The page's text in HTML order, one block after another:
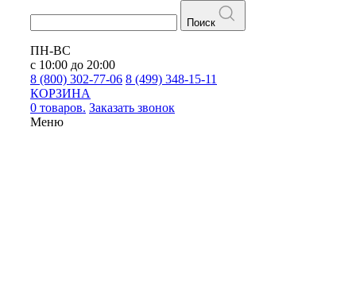
Поиск
ПН-ВС
с 10:00 до 20:00
8 (800) 302-77-06 8 (499) 348-15-11
КОРЗИНА
0 товаров. Заказать звонок
Меню